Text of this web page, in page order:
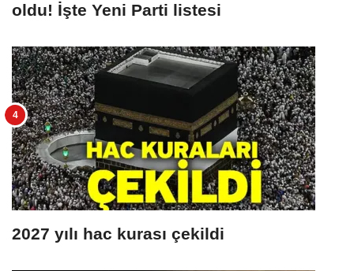
oldu! İşte Yeni Parti listesi
2027 yılı hac kurası çekildi